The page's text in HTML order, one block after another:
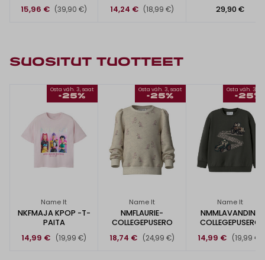
15,96 € (39,90 €)
14,24 € (18,99 €)
29,90 €
SUOSITUT TUOTTEET
Osta väh. 3, saat
-25%
Name It
NKFMAJA KPOP -T-
PAITA
14,99 €
(19,99 €)
Osta väh. 3, saat
-25%
Name It
NMFLAURIE-
COLLEGEPUSERO
18,74 €
(24,99 €)
Osta väh. 3,
-25%
Name It
NMMLAVANDIN-
COLLEGEPUSERO
14,99 €
(19,99 €)